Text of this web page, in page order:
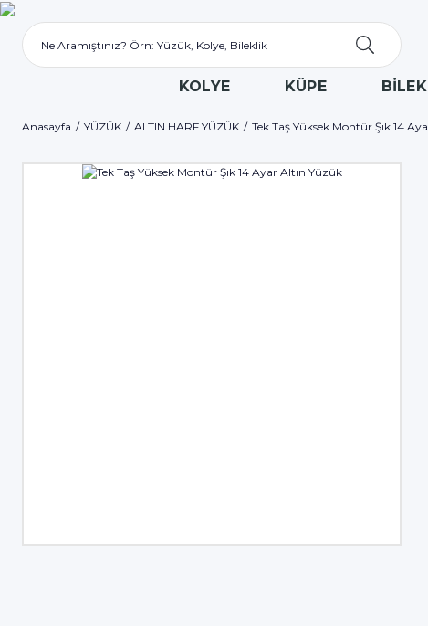
KOLYE KÜPE
Anasayfa YÜZÜK ALTIN HARF YÜZÜK Tek Taş Yüksek Montür Şık 14